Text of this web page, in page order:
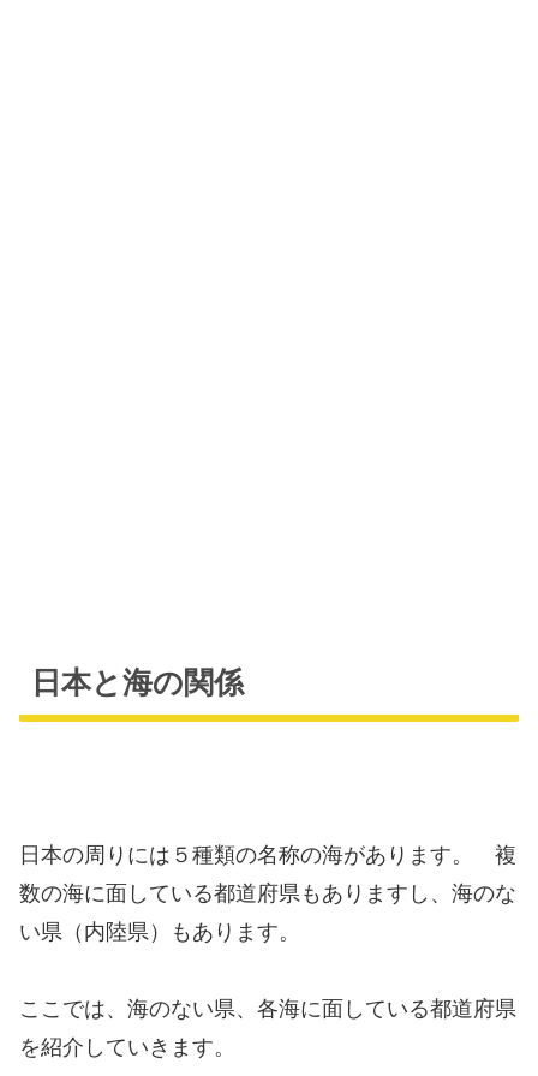
日本と海の関係
日本の周りには５種類の名称の海があります。 複
数の海に面している都道府県もありますし、海のな
い県（内陸県）もあります。
ここでは、海のない県、各海に面している都道府県
を紹介していきます。